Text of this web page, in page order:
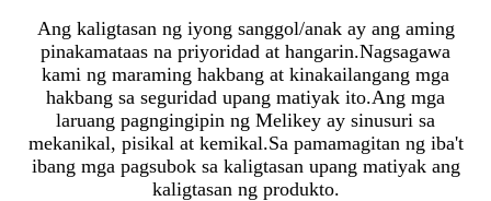
Ang kaligtasan ng iyong sanggol/anak ay ang aming
pinakamataas na priyoridad at hangarin.Nagsagawa
kami ng maraming hakbang at kinakailangang mga
hakbang sa seguridad upang matiyak ito.Ang mga
laruang pagngingipin ng Melikey ay sinusuri sa
mekanikal, pisikal at kemikal.Sa pamamagitan ng iba't
ibang mga pagsubok sa kaligtasan upang matiyak ang
kaligtasan ng produkto.